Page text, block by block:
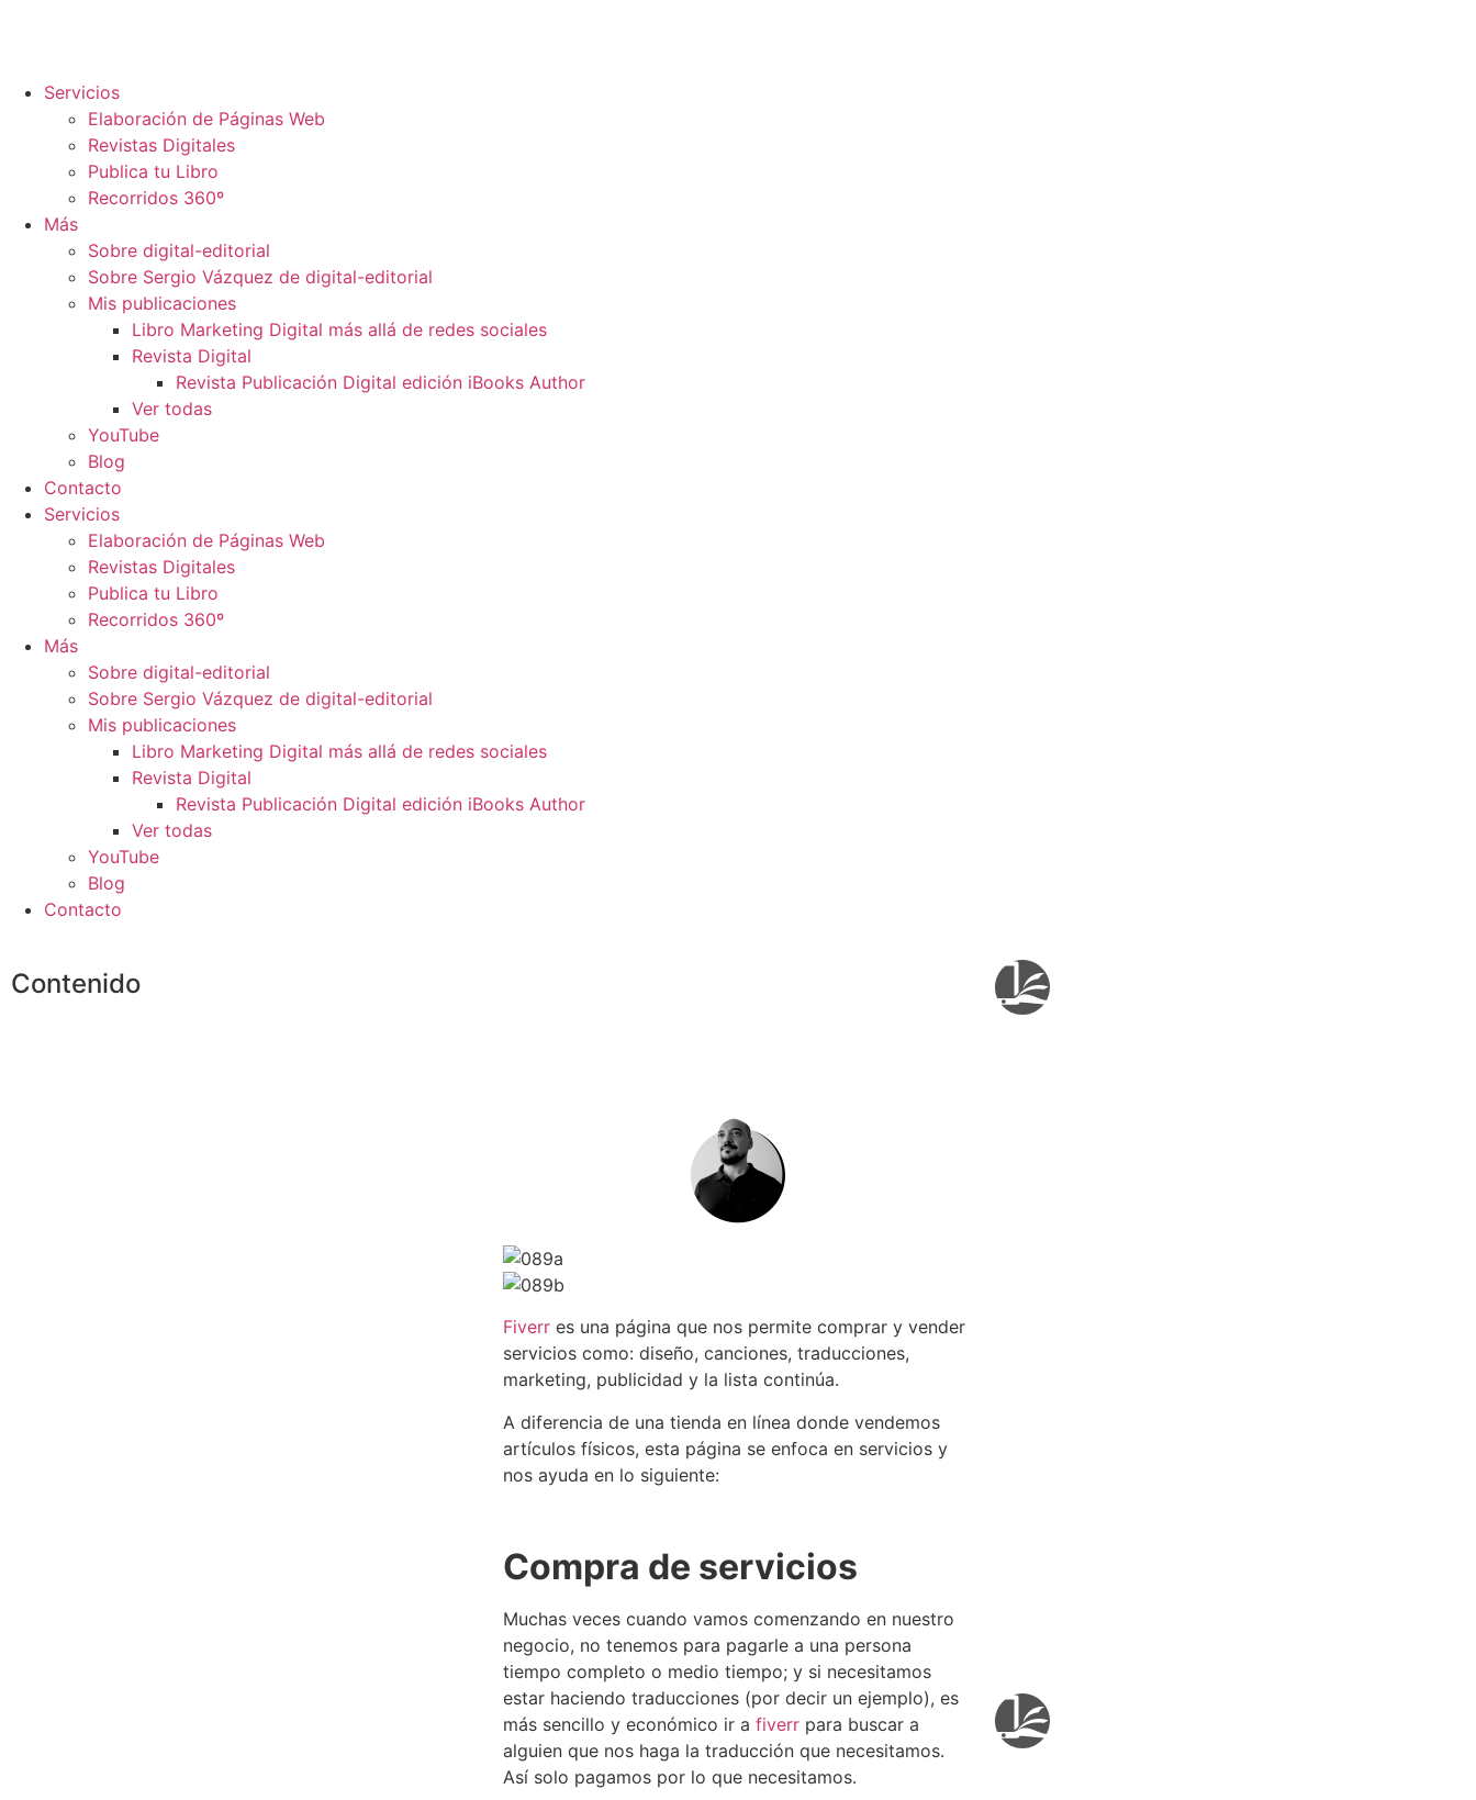
Servicios
Elaboración de Páginas Web
Revistas Digitales
Publica tu Libro
Recorridos 360º
Más
Sobre digital-editorial
Sobre Sergio Vázquez de digital-editorial
Mis publicaciones
Libro Marketing Digital más allá de redes sociales
Revista Digital
Revista Publicación Digital edición iBooks Author
Ver todas
YouTube
Blog
Contacto
Servicios
Elaboración de Páginas Web
Revistas Digitales
Publica tu Libro
Recorridos 360º
Más
Sobre digital-editorial
Sobre Sergio Vázquez de digital-editorial
Mis publicaciones
Libro Marketing Digital más allá de redes sociales
Revista Digital
Revista Publicación Digital edición iBooks Author
Ver todas
YouTube
Blog
Contacto
Contenido
Fiverres una página que nos permite comprar y vender
servicios como: diseño, canciones, traducciones,
marketing, publicidad y la lista continúa.
A diferencia de una tienda en línea donde vendemos
artículos físicos, esta página se enfoca en servicios y
nos ayuda en lo siguiente:
Compra de servicios
Muchas veces cuando vamos comenzando en nuestro
negocio, no tenemos para pagarle a una persona
tiempo completo o medio tiempo; y si necesitamos
estar haciendo traducciones (por decir un ejemplo), es
más sencillo y económico ir a fiverrpara buscar a
alguien que nos haga la traducción que necesitamos.
Así solo pagamos por lo que necesitamos.